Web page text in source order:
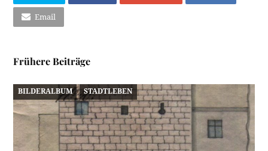
Email
Frühere Beiträge
BILDERALBUM STADTLEBEN